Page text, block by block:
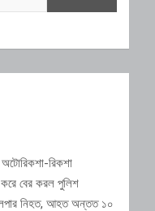
অটোরিকশা-রিকশা
বের করল পুলিশ
নিহত, আহত অন্তত ১০